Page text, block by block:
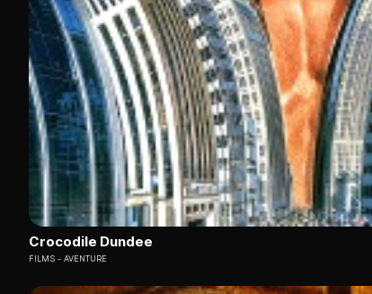
Crocodile Dundee
FILMS AVENTURE